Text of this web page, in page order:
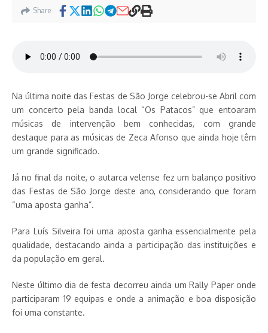
Share
Na última noite das Festas de São Jorge celebrou-se Abril com
um concerto pela banda local “Os Patacos” que entoaram
músicas de intervenção bem conhecidas, com grande
destaque para as músicas de Zeca Afonso que ainda hoje têm
um grande significado.
Já no final da noite, o autarca velense fez um balanço positivo
das Festas de São Jorge deste ano, considerando que foram
“uma aposta ganha”.
Para Luís Silveira foi uma aposta ganha essencialmente pela
qualidade, destacando ainda a participação das instituições e
da população em geral.
Neste último dia de festa decorreu ainda um Rally Paper onde
participaram 19 equipas e onde a animação e boa disposição
foi uma constante.